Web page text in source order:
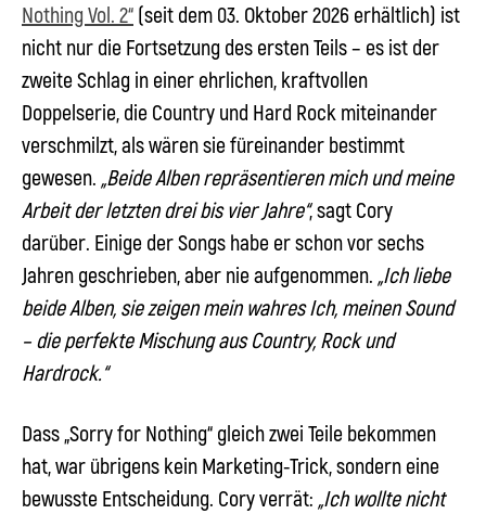
Nothing Vol. 2“ (seit dem 03. Oktober 2026 erhältlich) ist
nicht nur die Fortsetzung des ersten Teils – es ist der
zweite Schlag in einer ehrlichen, kraftvollen
Doppelserie, die Country und Hard Rock miteinander
verschmilzt, als wären sie füreinander bestimmt
gewesen. „Beide Alben repräsentieren mich und meine
Arbeit der letzten drei bis vier Jahre“, sagt Cory
darüber. Einige der Songs habe er schon vor sechs
Jahren geschrieben, aber nie aufgenommen. „Ich liebe
beide Alben, sie zeigen mein wahres Ich, meinen Sound
– die perfekte Mischung aus Country, Rock und
Hardrock.“
Dass„Sorry for Nothing“ gleich zwei Teile bekommen
hat, war übrigens kein Marketing-Trick, sondern eine
bewusste Entscheidung. Coryverrät: „Ich wollte nicht